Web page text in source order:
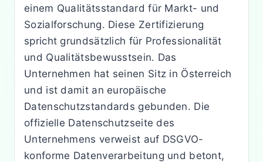
einem Qualitätsstandard für Markt- und
Sozialforschung. Diese Zertifizierung
spricht grundsätzlich für Professionalität
und Qualitätsbewusstsein. Das
Unternehmen hat seinen Sitz in Österreich
und ist damit an europäische
Datenschutzstandards gebunden. Die
offizielle Datenschutzseite des
Unternehmens verweist auf DSGVO-
konforme Datenverarbeitung und betont,